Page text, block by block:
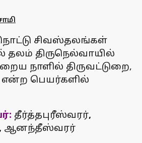
சிவஸ்தலங்கள்
தலம் திருநெல்வாயில்
நாளில் திருவட்டுறை,
என்ற பெயர்களில்
தீர்த்தபுரீஸ்வரர்,
, ஆனந்தீஸ்வரர்